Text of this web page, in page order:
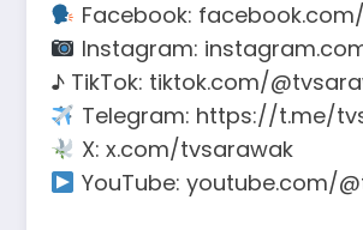
Facebook:
Instagram:
♪ TikTok: tiktok.com/
Telegram: https://t.me/
X: x.com/tvsarawak
YouTube: youtube.com/